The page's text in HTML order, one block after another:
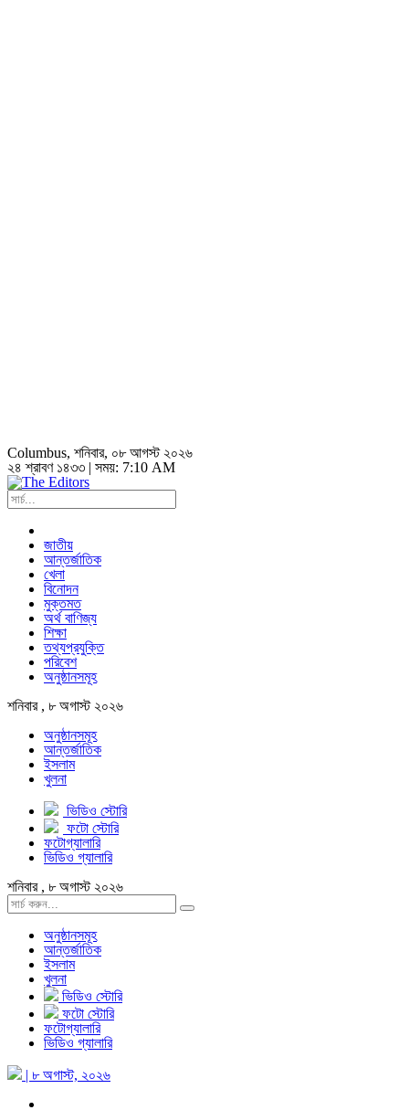
Columbus, শনিবার, ০৮ আগস্ট ২০২৬
২৪ শ্রাবণ ১৪৩৩ | সময়: 7:10 AM
জাতীয়
আন্তর্জাতিক
খেলা
বিনোদন
মুক্তমত
অর্থ বাণিজ্য
শিক্ষা
তথ্যপ্রযুক্তি
পরিবেশ
অনুষ্ঠানসমূহ
শনিবার , ৮ অগাস্ট ২০২৬
অনুষ্ঠানসমূহ
আন্তর্জাতিক
ইসলাম
খুলনা
ভিডিও স্টোরি
ফটো স্টোরি
ফটোগ্যালারি
ভিডিও গ্যালারি
শনিবার , ৮ অগাস্ট ২০২৬
অনুষ্ঠানসমূহ
আন্তর্জাতিক
ইসলাম
খুলনা
ভিডিও স্টোরি
ফটো স্টোরি
ফটোগ্যালারি
ভিডিও গ্যালারি
| ৮ অগাস্ট, ২০২৬